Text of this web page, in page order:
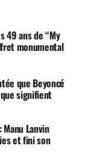
49 ans de “My
monumental
que Beyoncé
que signifient
Lanvin
et fini son